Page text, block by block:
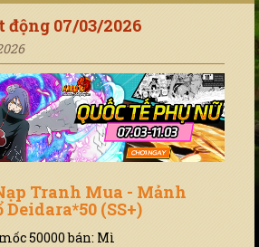
07/03/2026
Tranh Mua - Mảnh
(SS+)
50000 bán: Mì